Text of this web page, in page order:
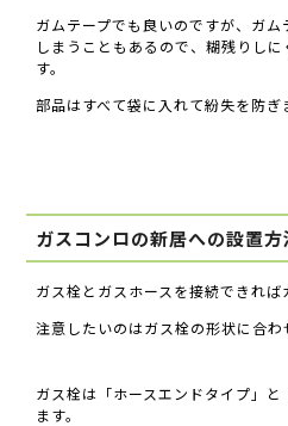
ガムテープでも良いのですが、ガ
しまうこともあるので、糊残りし
す。
部品はすべて袋に入れて紛失を防ぎ
ガスコンロの新居への設置方
ガス栓とガスホースを接続できれば
注意したいのはガス栓の形状に合わ
ガス栓は「ホースエンドタイプ」
ます。